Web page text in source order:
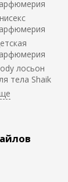
лосьон
тела Shaik